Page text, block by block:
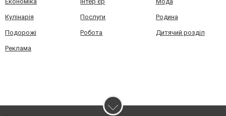
Кулінарія Послуги Родина
Подорожі Робота Дитячий розділ
Реклама